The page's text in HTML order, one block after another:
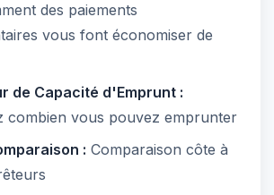
des paiements
vous font économiser de
de Capacité d'Emprunt :
combien vous pouvez emprunter
: Comparaison côte à